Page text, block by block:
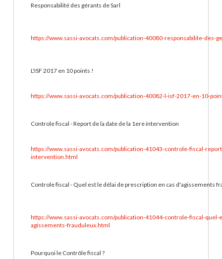
Responsabilité des gérants de Sarl
https://www.sassi-avocats.com/publication-40080-responsabilite-des-
L'ISF 2017 en 10 points !
https://www.sassi-avocats.com/publication-40082-l-isf-2017-en-10-
Controle fiscal - Report de la date de la 1ere intervention
https://www.sassi-avocats.com/publication-41043-controle-fiscal-
intervention.html
Controle fiscal - Quel est le délai de prescription en cas d'agissements
https://www.sassi-avocats.com/publication-41044-controle-fiscal-
agissements-frauduleux.html
Pourquoi le Contrôle fiscal ?